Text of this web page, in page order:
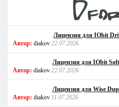
Лицензия для IObit
Автор: diakov 22.07.2026
Лицензия для IObit
Автор: diakov 22.07.2026
Лицензия для Wise
Автор: diakov 11.07.2026